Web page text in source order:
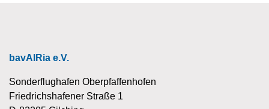
bavAIRia e.V.
Sonderflughafen Oberpfaffenhofen
Friedrichshafener Straße 1